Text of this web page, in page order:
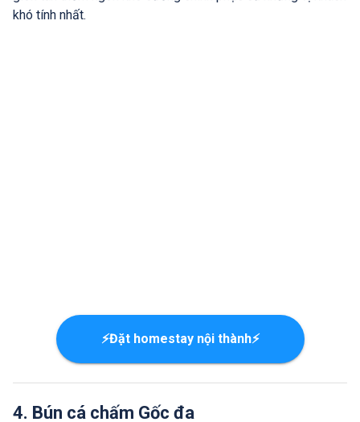
khó tính nhất.
⚡Đặt homestay nội thành⚡
4. Bún cá chấm Gốc đa